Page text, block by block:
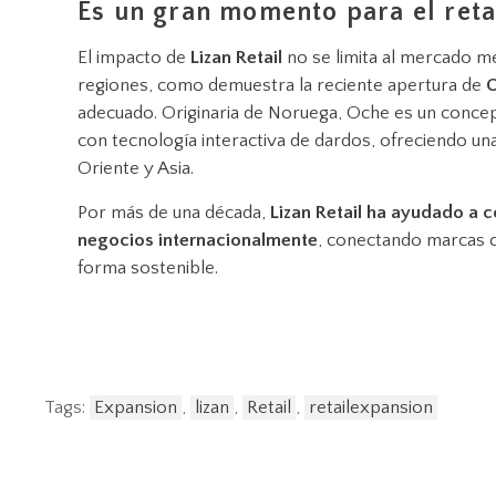
Es un gran momento para el
El impacto de Lizan Retail no se limita al mercado
regiones, como demuestra la reciente apertura de
adecuado. Originaria de Noruega, Oche es un
con tecnología interactiva de dardos, ofreciendo
Oriente y Asia.
Por más de una década, Lizan Retail ha ayudado a
negocios internacionalmente, conectando marcas
forma sostenible.
Tags: Expansion , lizan , Retail , retailexpansion